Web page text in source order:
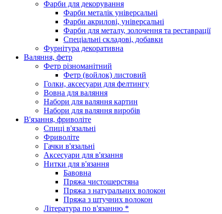
Фарби для декорування
Фарби металік універсальні
Фарби акрилові, універсальні
Фарби для металу, золочення та реставрації
Спеціальні складові, добавки
Фурнітура декоративна
Валяння, фетр
Фетр різноманітний
Фетр (войлок) листовий
Голки, аксесуари для фелтингу
Вовна для валяння
Набори для валяння картин
Набори для валяння виробів
В'язання, фриволіте
Спиці в'язальні
Фриволіте
Гачки в'язальні
Аксесуари для в'язання
Нитки для в'язання
Бавовна
Пряжа чистошерстяна
Пряжа з натуральних волокон
Пряжа з штучних волокон
Література по в'язанню *